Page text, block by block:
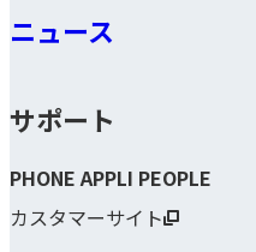
ニュース
サポート
PHONE APPLI PEOPLE
カスタマーサイト